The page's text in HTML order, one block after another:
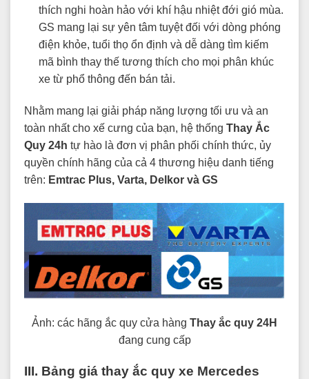
thích nghi hoàn hảo với khí hậu nhiệt đới gió mùa.
GS mang lại sự yên tâm tuyệt đối với dòng phóng
điện khỏe, tuổi thọ ổn định và dễ dàng tìm kiếm
mã bình thay thế tương thích cho mọi phân khúc
xe từ phổ thông đến bán tải.
Nhằm mang lại giải pháp năng lượng tối ưu và an
toàn nhất cho xế cưng của bạn, hệ thống Thay Ắc
Quy 24h tự hào là đơn vị phân phối chính thức, ủy
quyền chính hãng của cả 4 thương hiệu danh tiếng
trên: Emtrac Plus, Varta, Delkor và GS
Ảnh: các hãng ắc quy cửa hàng Thay ắc quy 24H
đang cung cấp
III. Bảng giá thay ắc quy xe Mercedes